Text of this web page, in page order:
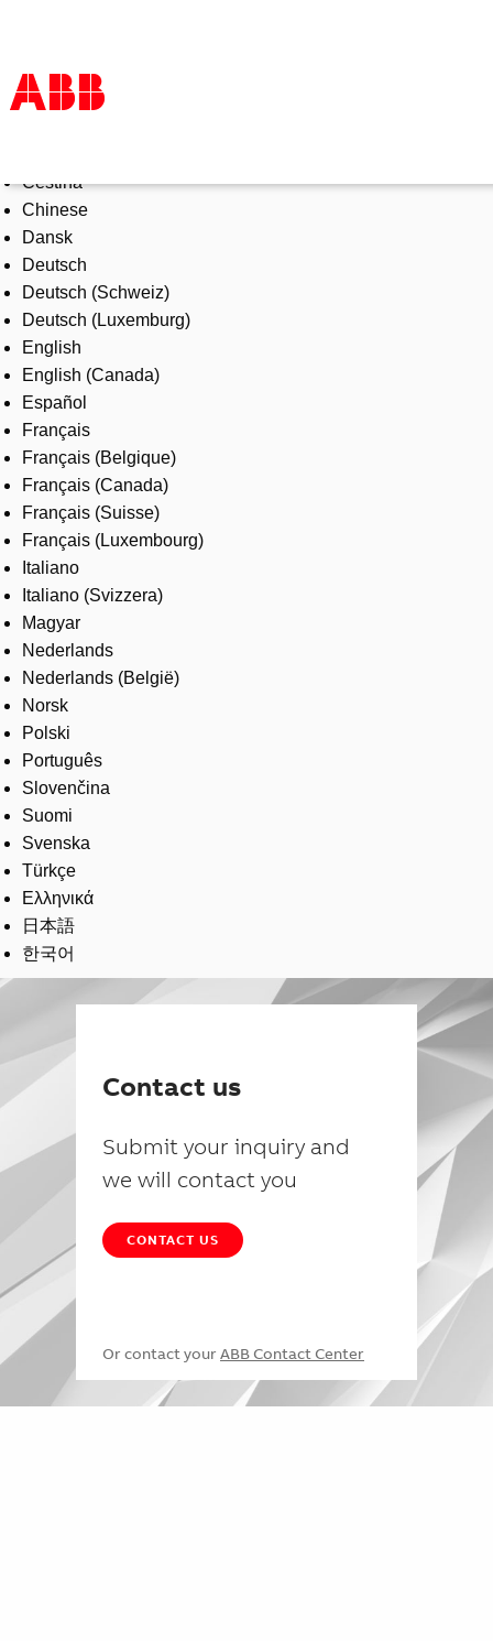
Products & Solutions
Industries
Services
About us
Where to buy
Contact us
Careers
Čeština
Chinese
Dansk
Deutsch
Deutsch (Schweiz)
Deutsch (Luxemburg)
English
English (Canada)
Español
Français
Français (Belgique)
Français (Canada)
Français (Suisse)
Français (Luxembourg)
Italiano
Italiano (Svizzera)
Magyar
Nederlands
Nederlands (België)
Norsk
Polski
Português
Slovenčina
Suomi
Svenska
Türkçe
Ελληνικά
日本語
한국어
Contact us
Submit your inquiry and
we will contact you
CONTACT US
Or contact your ABB Contact Center